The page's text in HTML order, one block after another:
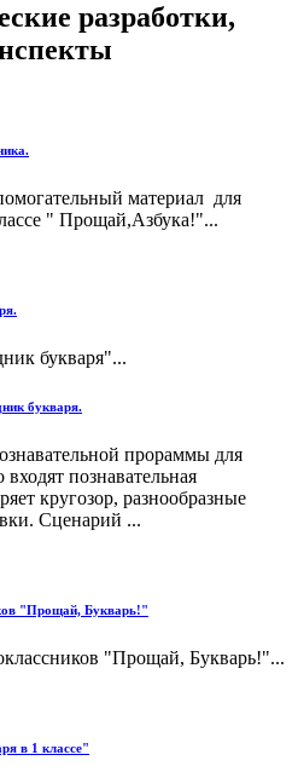
разработки,
материал для
" Прощай,Азбука!"...
букваря"...
букваря.
прораммы для
познавательная
кругозор, разнообразные
Сценарий ...
"Прощай, Букварь!"
"Прощай, Букварь!"...
в 1 классе"